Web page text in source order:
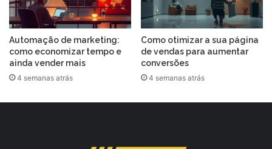
Automação de marketing:
como economizar tempo e
ainda vender mais
4 semanas atrás
Como otimizar a sua página
de vendas para aumentar
conversões
4 semanas atrás